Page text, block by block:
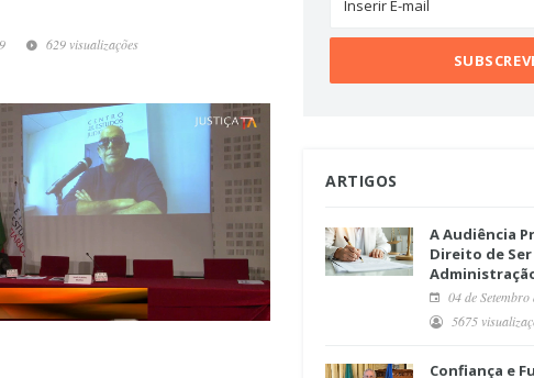
629 visualizações
ARTIGOS
A Audiência
Direito de
04 de Setembro
5675
Confiança e